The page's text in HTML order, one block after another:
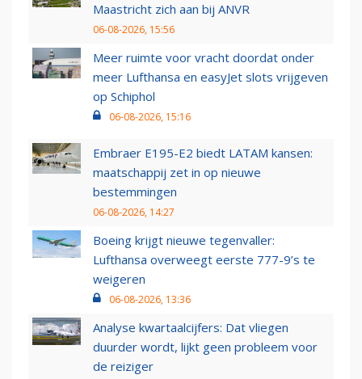
Maastricht zich aan bij ANVR
06-08-2026, 15:56
Meer ruimte voor vracht doordat onder
meer Lufthansa en easyJet slots vrijgeven
op Schiphol
06-08-2026, 15:16
Embraer E195-E2 biedt LATAM kansen:
maatschappij zet in op nieuwe
bestemmingen
06-08-2026, 14:27
Boeing krijgt nieuwe tegenvaller:
Lufthansa overweegt eerste 777-9’s te
weigeren
06-08-2026, 13:36
Analyse kwartaalcijfers: Dat vliegen
duurder wordt, lijkt geen probleem voor
de reiziger